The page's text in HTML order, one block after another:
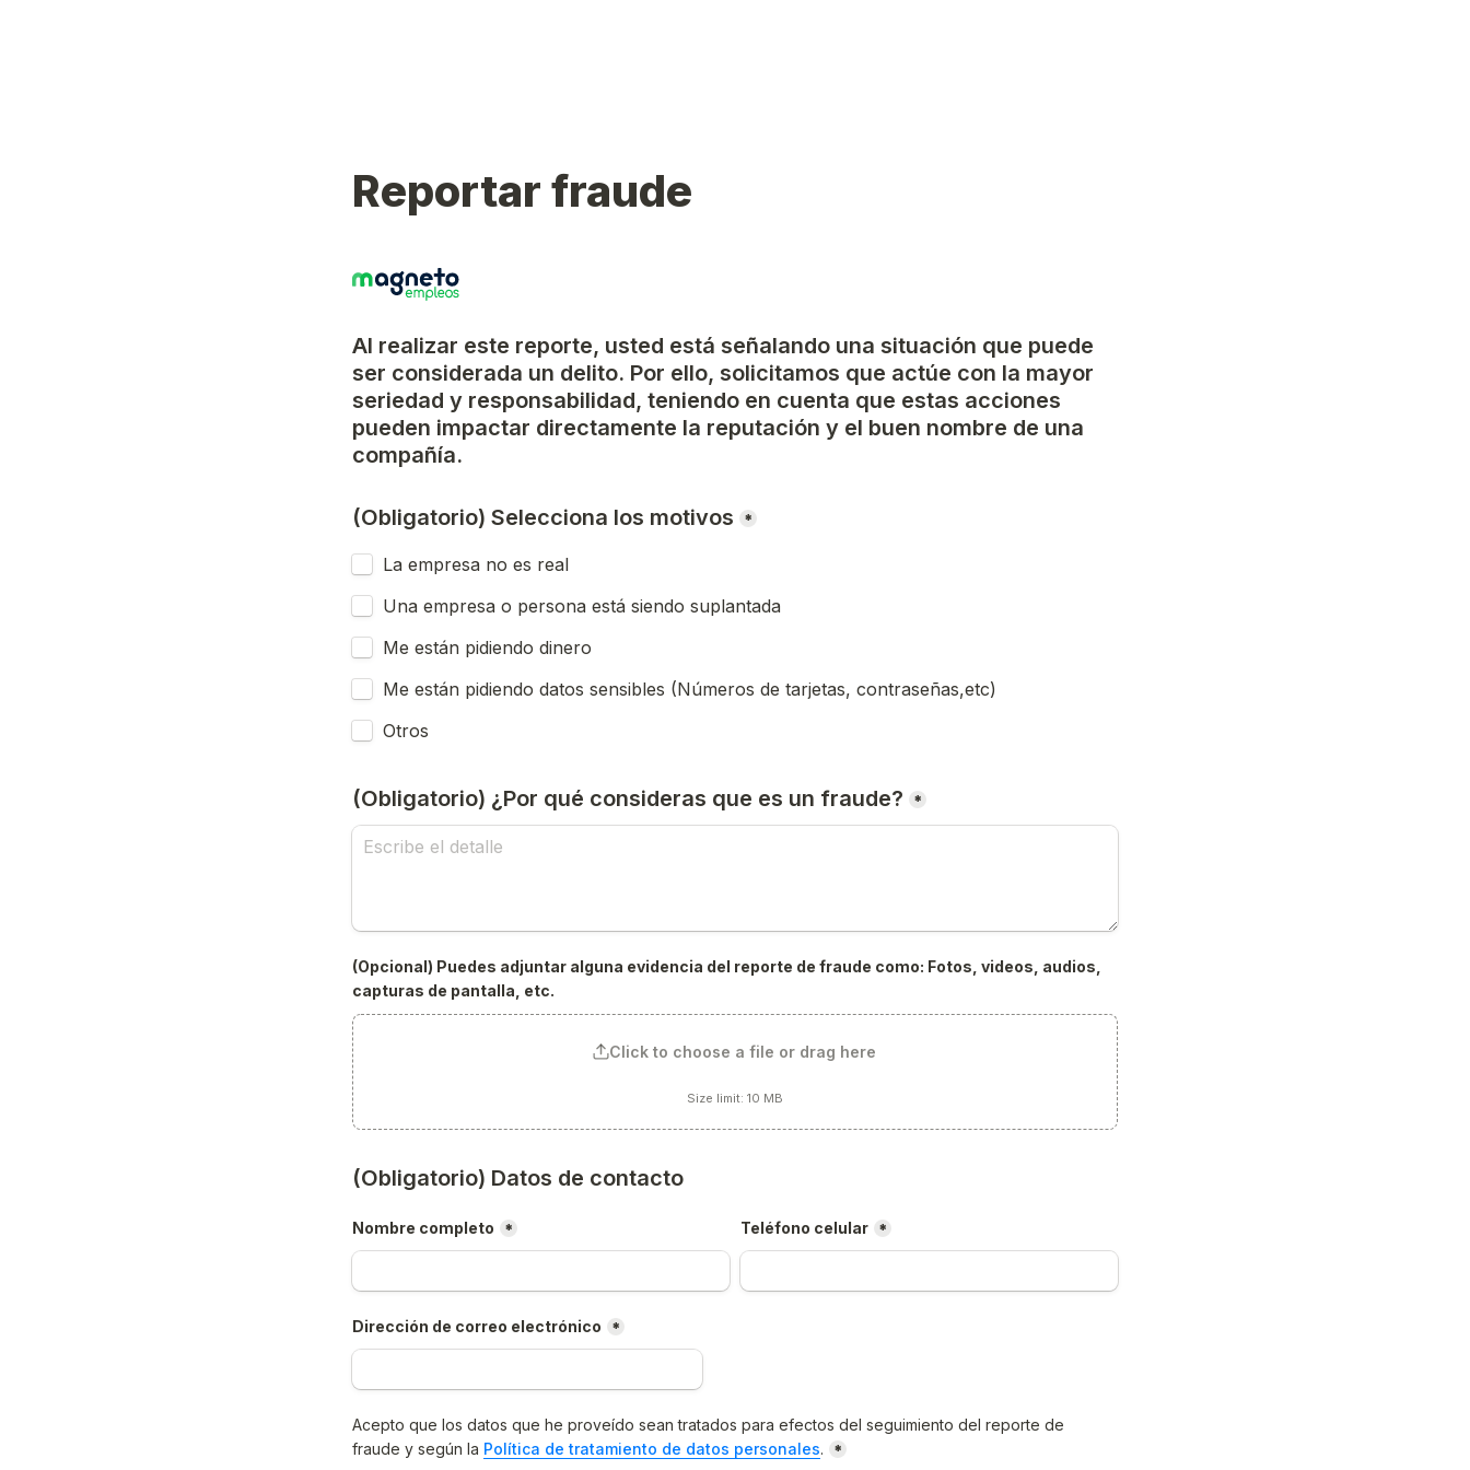
Reportar fraude
Al realizar este reporte, usted está señalando una situación que puede
ser considerada un delito. Por ello, solicitamos que actúe con la mayor
seriedad y responsabilidad, teniendo en cuenta que estas acciones
pueden impactar directamente la reputación y el buen nombre de una
compañía.
(Obligatorio) Selecciona los motivos *
La empresa no es real
Una empresa o persona está siendo suplantada
Me están pidiendo dinero
Me están pidiendo datos sensibles (Números de tarjetas, contraseñas,etc)
Otros
(Obligatorio) ¿Por qué consideras que es un fraude? *
(Opcional) Puedes adjuntar alguna evidencia del reporte de fraude como: Fotos, videos, audios,
capturas de pantalla, etc.
Click to choose a file or drag here
Size limit: 10 MB
(Obligatorio) Datos de contacto
Nombre completo * Teléfono celular *
Dirección de correo electrónico *
Acepto que los datos que he proveído sean tratados para efectos del seguimiento del reporte de
fraude y según la Política de tratamiento de datos personales. *